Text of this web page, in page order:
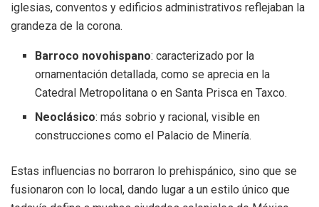
iglesias, conventos y edificios administrativos reflejaban la
grandeza de la corona.
Barroco novohispano: caracterizado por la
ornamentación detallada, como se aprecia en la
Catedral Metropolitana o en Santa Prisca en Taxco.
Neoclásico: más sobrio y racional, visible en
construcciones como el Palacio de Minería.
Estas influencias no borraron lo prehispánico, sino que se
fusionaron con lo local, dando lugar a un estilo único que